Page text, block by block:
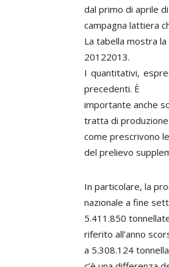
dal primo di aprile
campagna lattiera
La tabella mostra
20122013.
I quantitativi,
precedenti. È
importante anche
tratta di
come prescrivono
del prelievo
In particolare, la
nazionale a fine
5.411.850
riferito all’anno
a 5.308.124